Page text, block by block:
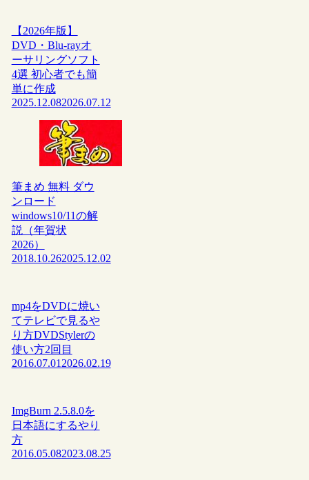
【2026年版】
DVD・Blu-rayオ
ーサリングソフト
4選 初心者でも簡
単に作成
2025.12.082026.07.12
筆まめ 無料 ダウ
ンロード
windows10/11の解
説（年賀状
2026）
2018.10.262025.12.02
mp4をDVDに焼い
てテレビで見るや
り方DVDStylerの
使い方2回目
2016.07.01 2026.02.19
ImgBurn 2.5.8.0を
日本語にするやり
方
2016.05.082023.08.25